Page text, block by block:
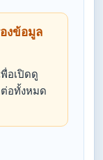
งข้อมูล
อเปิดดู
ต่อทั้งหมด